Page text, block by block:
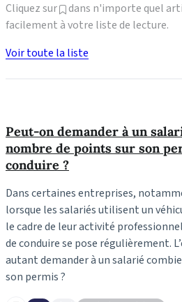
Peut-on demander à un
nombre de points sur son
conduire ?
Dans certaines entreprises,
lorsque les salariés utilisent un
le cadre de leur activité
de conduire se pose régulièrement.
autant demander à un salarié
son permis ?
Cliquez sur
dans n'importe quel
facilement à votre liste de lecture.
Voir toute la liste